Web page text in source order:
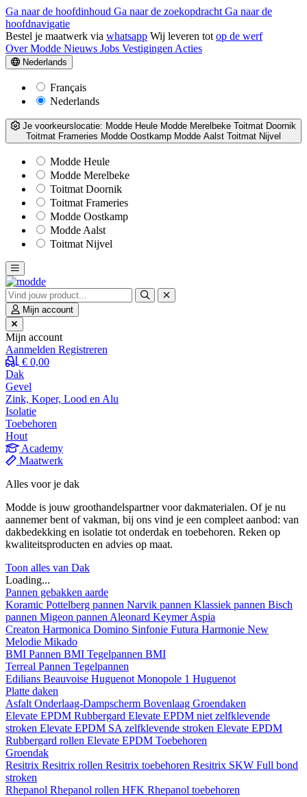
Ga naar de hoofdinhoud Ga naar de zoekopdracht Ga naar de
hoofdnavigatie
Bestel je maatwerk via whatsapp Wij leveren tot op de werf
Over Modde Nieuws Jobs Vestigingen Acties
Nederlands
Français
Nederlands
Je voorkeurslocatie: Modde Heule Modde Merelbeke Toitmat Doornik
Toitmat Frameries Modde Oostkamp Modde Aalst Toitmat Nijvel
Modde Heule
Modde Merelbeke
Toitmat Doornik
Toitmat Frameries
Modde Oostkamp
Modde Aalst
Toitmat Nijvel
Mijn account
Mijn account
Aanmelden Registreren
€ 0,00
Dak
Gevel
Zink, Koper, Lood en Alu
Isolatie
Toebehoren
Hout
Academy
Maatwerk
Alles voor je dak
Modde is jouw groothandelspartner voor dakmaterialen. Of je nu
aannemer bent of vakman, bij ons vind je een compleet aanbod: van
dakbedekking en isolatie tot onderdak en toebehoren. Reken op
kwaliteitsproducten en advies op maat.
Toon alles van Dak
Loading...
Pannen gebakken aarde
Koramic Pottelberg pannen Narvik pannen Klassiek pannen Bisch
pannen Migeon pannen Aleonard KeymerAspia
Creaton Harmonica Domino Sinfonie Futura Harmonie New
Melodie Mikado
BMI Pannen BMI Tegelpannen BMI
Terreal Pannen Tegelpannen
Edilians Beauvoise Huguenot Monopole 1 Huguenot
Platte daken
Asfalt Onderlaag-Dampscherm Bovenlaag Groendaken
Elevate EPDM Rubbergard Elevate EPDM niet zelfklevende
stroken Elevate EPDM SA zelfklevende stroken Elevate EPDM
Rubbergard rollen Elevate EPDM Toebehoren
Groendak
Resitrix Resitrix rollen Resitrix toebehoren Resitrix SKW Full bond
stroken
Rhepanol Rhepanol rollen HFK Rhepanol toebehoren